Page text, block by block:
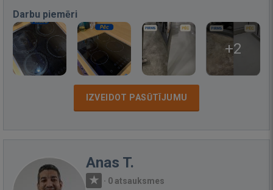
Darbu piemēri
+2
IZVEIDOT PASŪTĪJUMU
Anas T.
· 0 atsauksmes